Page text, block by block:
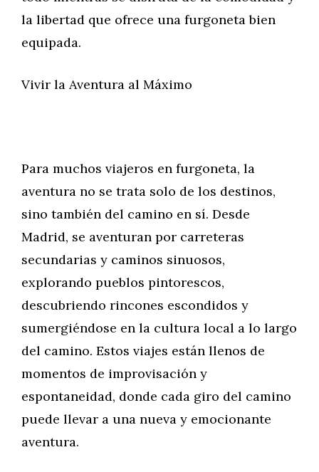
la libertad que ofrece una furgoneta bien
equipada.
Vivir la Aventura al Máximo
Para muchos viajeros en furgoneta, la
aventura no se trata solo de los destinos,
sino también del camino en sí. Desde
Madrid, se aventuran por carreteras
secundarias y caminos sinuosos,
explorando pueblos pintorescos,
descubriendo rincones escondidos y
sumergiéndose en la cultura local a lo largo
del camino. Estos viajes están llenos de
momentos de improvisación y
espontaneidad, donde cada giro del camino
puede llevar a una nueva y emocionante
aventura.